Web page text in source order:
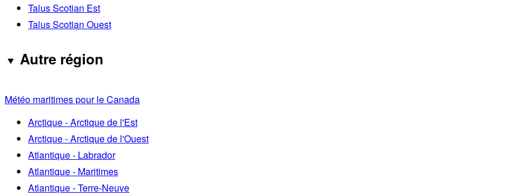
Talus Scotian Est
Talus Scotian Ouest
Autre région
Météo maritimes pour le Canada
Arctique - Arctique de l'Est
Arctique - Arctique de l'Ouest
Atlantique - Labrador
Atlantique - Maritimes
Atlantique - Terre-Neuve